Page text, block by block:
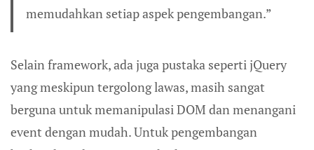
memudahkan setiap aspek pengembangan.”
Selain framework, ada juga pustaka seperti jQuery
yang meskipun tergolong lawas, masih sangat
berguna untuk memanipulasi DOM dan menangani
event dengan mudah. Untuk pengembangan